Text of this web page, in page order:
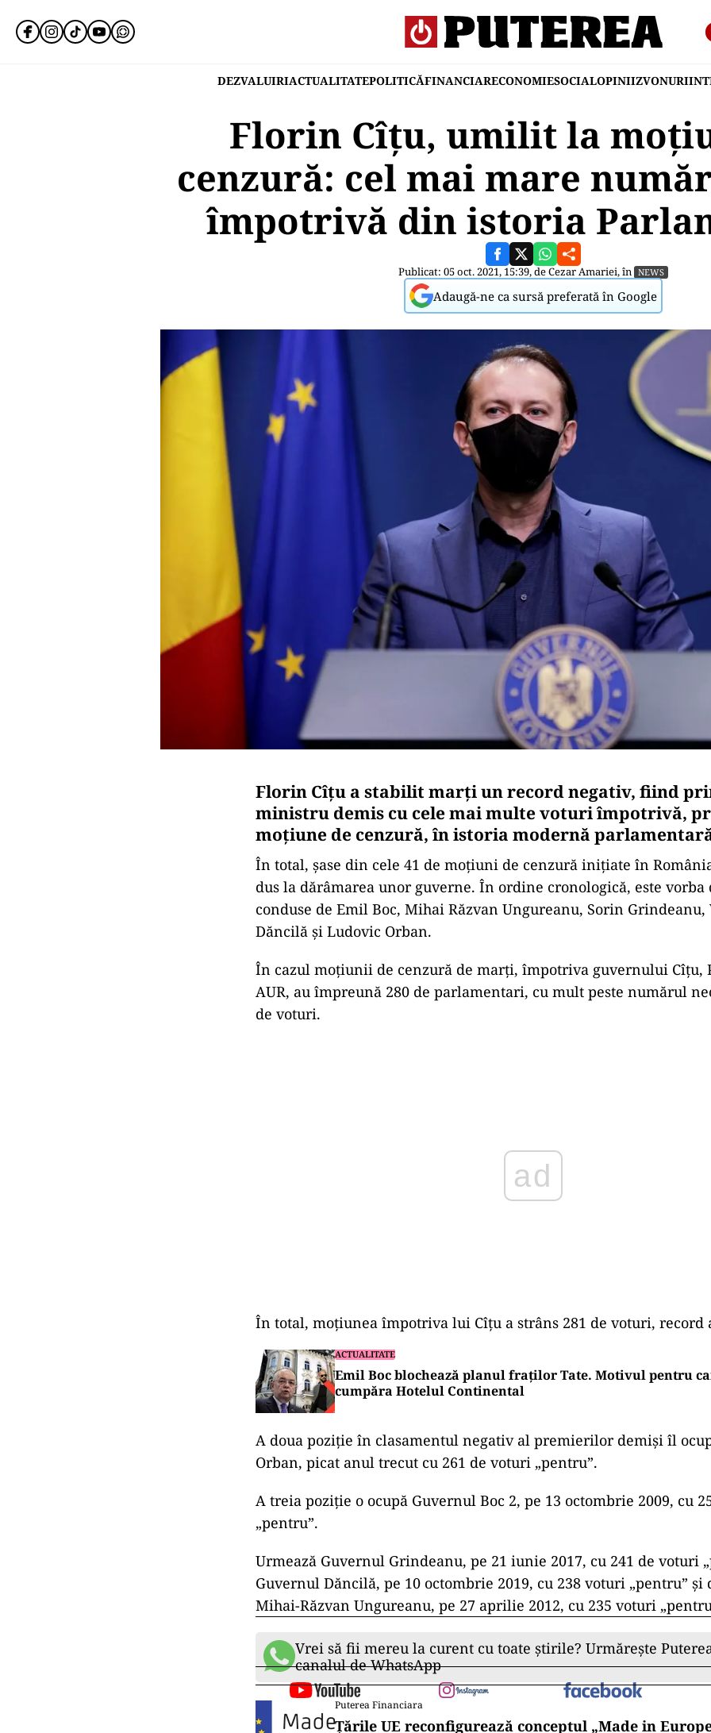
DEZVALUIRIACTUALITATEPOLITICĂFINANCIARECONOMIESOCIALOPINIIZVONURI
Florin Cîțu, umilit la
cenzură: cel mai mare
împotrivă din istoria
Publicat: 05 oct. 2021, 15:39, deCezar Amariei, în NEWS
Adaugă-ne ca sursă preferată în Google
Florin Cîțu a stabilit marți un record negativ, fiind
ministru demis cu cele mai multe voturi împotrivă,
moțiune de cenzură, în istoria modernă
În total, șase din cele 41 de moțiuni de cenzură inițiate în
dus la dărâmarea unor guverne. În ordine cronologică, este vorba
conduse de Emil Boc, Mihai Răzvan Ungureanu, Sorin Grindeanu,
Dăncilă și Ludovic Orban.
În cazul moțiunii de cenzură de marți, împotriva guvernului Cîțu,
AUR, au împreună 280 de parlamentari, cu mult peste numărul
de voturi.
În total, moțiunea împotriva lui Cîțu a strâns 281 de voturi, record
ACTUALITATE
Emil Boc blochează planul fraților Tate. Motivul pentru
cumpăra Hotelul Continental
A doua poziție în clasamentul negativ al premierilor demiși îl
Orban, picat anul trecut cu 261 de voturi „pentru”.
A treia poziție o ocupă Guvernul Boc 2, pe 13 octombrie 2009, cu
„pentru”.
Urmează Guvernul Grindeanu, pe 21 iunie 2017, cu 241 de voturi
Guvernul Dăncilă, pe 10 octombrie 2019, cu 238 voturi „pentru” și
Mihai-Răzvan Ungureanu, pe 27 aprilie 2012, cu 235 voturi
Vrei să fii mereu la curent cu toate știrile? Urmărește
canalul de WhatsApp
Puterea Financiara
Țările UE reconfigurează conceptul „Made in